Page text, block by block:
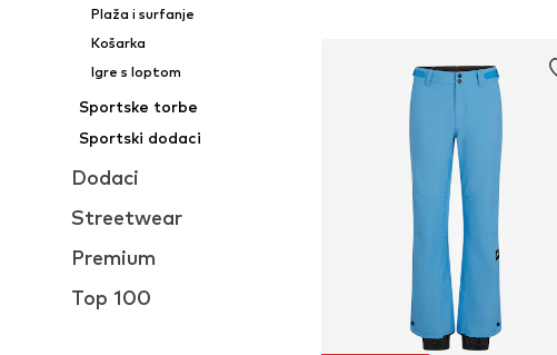
Plaža i surfanje
Košarka
Igre s loptom
Sportske torbe
Sportski dodaci
Dodaci
Streetwear
Premium
Top 100